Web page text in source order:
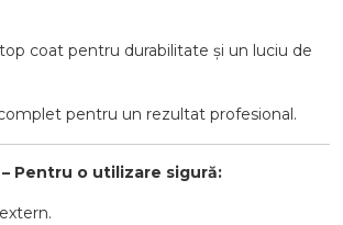
coat pentru durabilitate și un luciu de
pentru un rezultat profesional.
Pentru o utilizare sigură: